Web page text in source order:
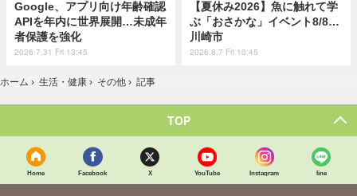
Google、アプリ向け年齢確認
APIを年内に世界展開…未成年
者保護を強化
2026.7.31 Fri 13:45
【夏休み2026】魚に触れて学
ぶ「おさかな」イベント8/8…
川崎市
2026.8.7 Fri 10:45
ホーム › 生活・健康 › その他 › 記事
TOP
Home Facebook X YouTube Instagram line